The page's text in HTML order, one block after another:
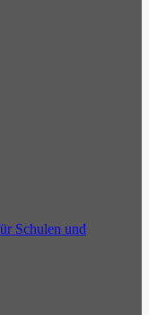
Schulen und